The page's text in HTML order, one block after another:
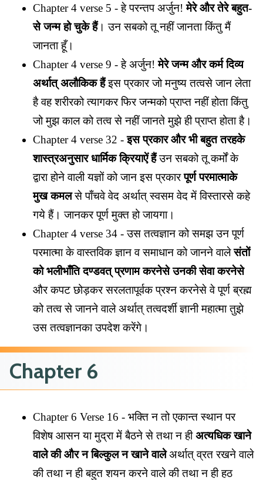
Chapter 4 verse 5 - हे परन्तप अर्जुन!मेरे और तेरे बहुत-
से जन्म हो चुके हैं। उन सबको तू नहीं जानता किंतु मैं
जानता हूँ।
Chapter 4 verse 9 - हे अर्जुन!मेरे जन्म और कर्म दिव्य
अर्थात् अलौकिक हैंइस प्रकार जो मनुष्य तत्वसे जान लेता
है वह शरीरको त्यागकर फिर जन्मको प्राप्त नहीं होता किंतु
जो मुझ काल को तत्व से नहीं जानते मुझे ही प्राप्त होता है।
Chapter 4 verse 32 -इस प्रकार और भी बहुत तरहके
शास्त्रअनुसार धार्मिक क्रियाऐं हैंउन सबको तू कर्मों के
द्वारा होने वाली यज्ञों को जान इस प्रकारपूर्ण परमात्माके
मुख कमलसे पाँचवे वेद अर्थात् स्वसम वेद में विस्तारसे कहे
गये हैं। जानकर पूर्ण मुक्त हो जायगा।
Chapter 4 verse 34 - उस तत्वज्ञान को समझ उन पूर्ण
परमात्मा के वास्तविक ज्ञान व समाधान को जानने वालेसंतों
को भलीभाँति दण्डवत् प्रणाम करनेसे उनकी सेवा करनेसे
और कपट छोड़कर सरलतापूर्वक प्रश्न करनेसे वे पूर्ण ब्रह्म
को तत्व से जानने वाले अर्थात् तत्वदर्शी ज्ञानी महात्मा तुझे
उस तत्वज्ञानका उपदेश करेंगे।
Chapter 6
Chapter 6 Verse 16 - भक्ति न तो एकान्त स्थान पर
विशेष आसन या मुद्रा में बैठने से तथा न हीअत्यधिक खाने
वाले की और न बिल्कुल न खाने वालेअर्थात् व्रत रखने वाले
की तथा न ही बहुत शयन करने वाले की तथा न ही हठ